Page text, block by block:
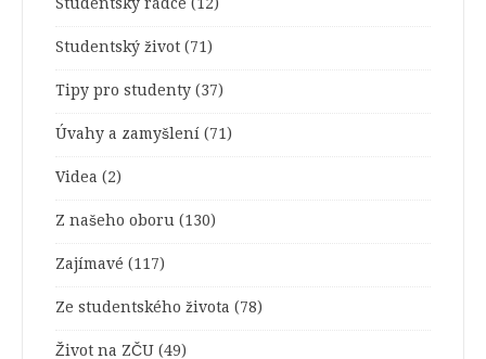
Studentský život (71)
Tipy pro studenty (37)
Úvahy a zamyšlení (71)
Videa (2)
Z našeho oboru (130)
Zajímavé (117)
Ze studentského života (78)
Život na ZČU (49)